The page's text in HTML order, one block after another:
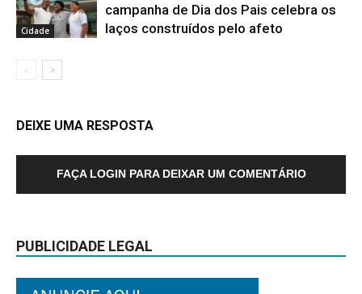
Cidade
campanha de Dia dos Pais celebra os
laços construídos pelo afeto
DEIXE UMA RESPOSTA
FAÇA LOGIN PARA DEIXAR UM COMENTÁRIO
PUBLICIDADE LEGAL